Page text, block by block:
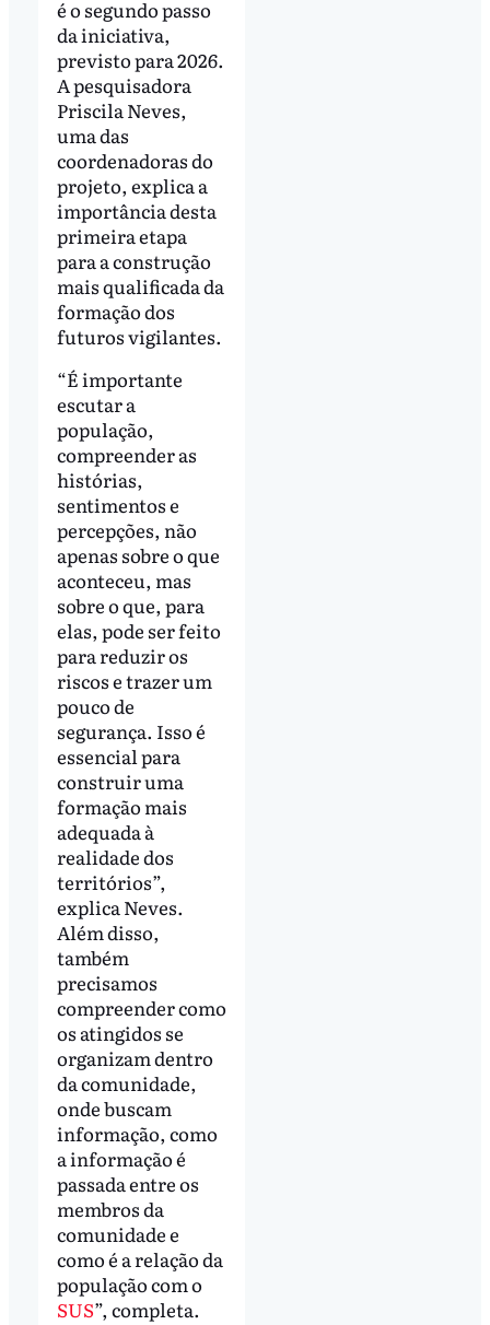
é o segundo passo
da iniciativa,
previsto para 2026.
A pesquisadora
Priscila Neves,
uma das
coordenadoras do
projeto, explica a
importância desta
primeira etapa
para a construção
mais qualificada da
formação dos
futuros vigilantes.
“É importante
escutar a
população,
compreender as
histórias,
sentimentos e
percepções, não
apenas sobre o que
aconteceu, mas
sobre o que, para
elas, pode ser feito
para reduzir os
riscos e trazer um
pouco de
segurança. Isso é
essencial para
construir uma
formação mais
adequada à
realidade dos
territórios”,
explica Neves.
Além disso,
também
precisamos
compreender como
os atingidos se
organizam dentro
da comunidade,
onde buscam
informação, como
a informação é
passada entre os
membros da
comunidade e
como é a relação da
população com o
SUS”, completa.